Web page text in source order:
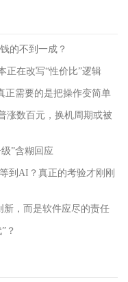
的不到一成？
正在改写“性价比”逻辑
正需要的是把操作变简单
涨数百元，换机周期或被
”含糊回应
到AI？真正的考验才刚刚
新，而是软件应尽的责任
？